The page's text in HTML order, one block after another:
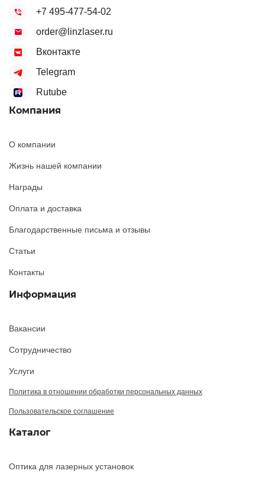
+7 495-477-54-02
order@linzlaser.ru
Вконтакте
Telegram
Rutube
Компания
О компании
Жизнь нашей компании
Награды
Оплата и доставка
Благодарственные письма и отзывы
Статьи
Контакты
Информация
Вакансии
Сотрудничество
Услуги
Политика в отношении обработки персональных данных
Пользовательское соглашение
Каталог
Оптика для лазерных установок